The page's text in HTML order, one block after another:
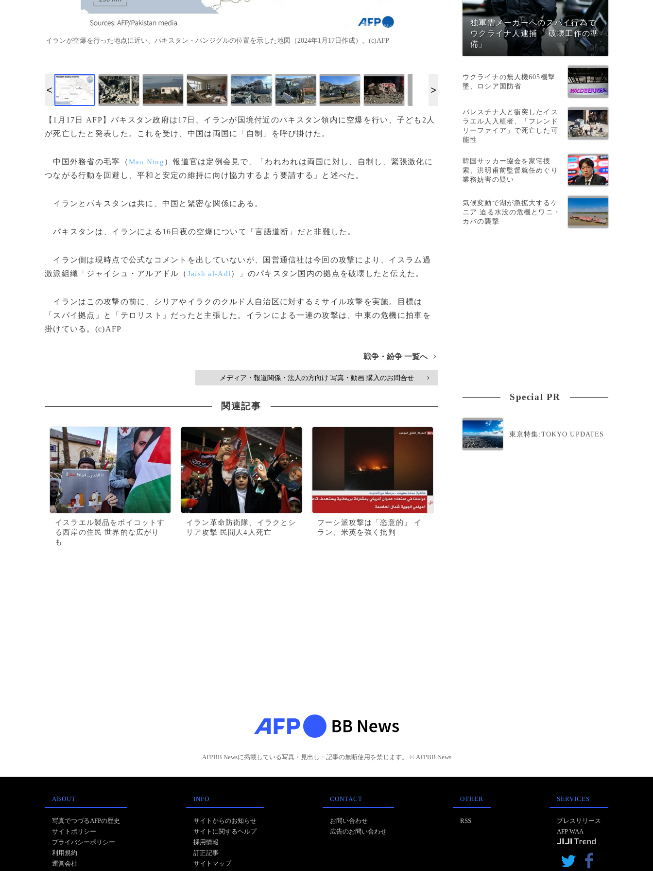
イランが空爆を行った地点に近い、パキスタン・パンジグルの位置を示した地図（2024年1月17日作成）。(c)AFP
【1月17日 AFP】パキスタン政府は17日、イランが国境付近のパキスタン領内に空爆を行い、子ども2人
が死亡したと発表した。これを受け、中国は両国に「自制」を呼び掛けた。
中国外務省の毛寧（Mao Ning ）報道官は定例会見で、「われわれは両国に対し、自制し、緊張激化に
つながる行動を回避し、平和と安定の維持に向け協力するよう要請する」と述べた。
イランとパキスタンは共に、中国と緊密な関係にある。
パキスタンは、イランによる16日夜の空爆について「言語道断」だと非難した。
イラン側は現時点で公式なコメントを出していないが、国営通信社は今回の攻撃により、イスラム過
激派組織「ジャイシュ・アルアドル（ Jaish al-Adl ）」のパキスタン国内の拠点を破壊したと伝えた。
イランはこの攻撃の前に、シリアやイラクのクルド人自治区に対するミサイル攻撃を実施。目標は
「スパイ拠点」と「テロリスト」だったと主張した。イランによる一連の攻撃は、中東の危機に拍車を
掛けている。(c)AFP
戦争・紛争 一覧へ >
メディア・報道関係・法人の方向け 写真・動画 購入のお問合せ >
関連記事
イスラエル製品をボイコットす
る西岸の住民 世界的な広がり
も
イラン革命防衛隊、イラクとシ
リア攻撃 民間人4人死亡
フーシ派攻撃は「恣意的」 イ
ラン、米英を強く批判
独軍需メーカーへのスパイ行為で
ウクライナ人逮捕 「破壊工作の準
備」
ウクライナの無人機605機撃
墜、ロシア国防省
パレスチナ人と衝突したイス
ラエル人入植者、「フレンド
リーファイア」で死亡した可
能性
韓国サッカー協会を家宅捜
索、洪明甫前監督就任めぐり
業務妨害の疑い
気候変動で湖が急拡大するケ
ニア 迫る水没の危機とワニ・
カバの襲撃
Special PR
東京特集:TOKYO UPDATES
AFPBB Newsに掲載している写真・見出し・記事の無断使用を禁じます。 © AFPBB News
ABOUT
写真でつづるAFPの歴史
サイトポリシー
プライバシーポリシー
利用規約
運営会社
INFO
サイトからのお知らせ
サイトに関するヘルプ
採用情報
訂正記事
サイトマップ
CONTACT
お問い合わせ
広告のお問い合わせ
OTHER
RSS
SERVICES
プレスリリース
AFP WAA